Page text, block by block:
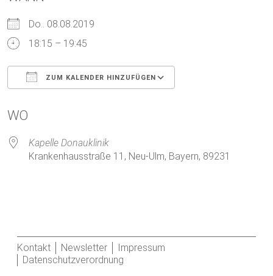
Do.. 08.08.2019
18:15 – 19:45
ZUM KALENDER HINZUFÜGEN
WO
Kapelle Donauklinik
Krankenhausstraße 11, Neu-Ulm, Bayern, 89231
Kontakt Newsletter
Impressum
Datenschutzverordnung